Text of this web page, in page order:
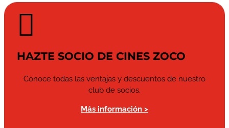

HAZTE SOCIO DE CINES ZOCO
Conoce todas las ventajas y descuentos de nuestro
club de socios.
Más información >